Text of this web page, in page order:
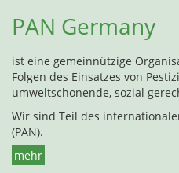
PAN Germany
ist eine gemeinnützige
Folgen des Einsatzes von
umweltschonende, sozial
Wir sind Teil des
(PAN).
mehr